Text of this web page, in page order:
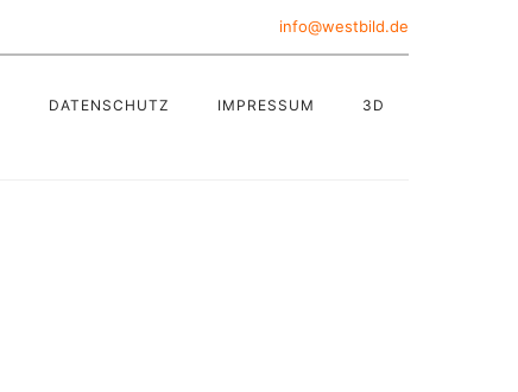
info@westbild.de
DATENSCHUTZ IMPRESSUM 3D